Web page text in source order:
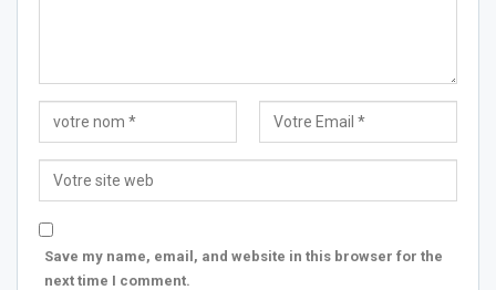
Save my name, email, and website in this browser for the
next time I comment.